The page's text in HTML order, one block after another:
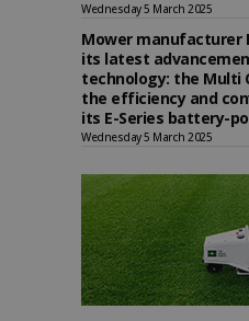
Wednesday 5 March 2025
Mower manufacturer
its latest
technology: the Multi
the efficiency and
its E-Series battery-
Wednesday 5 March 2025